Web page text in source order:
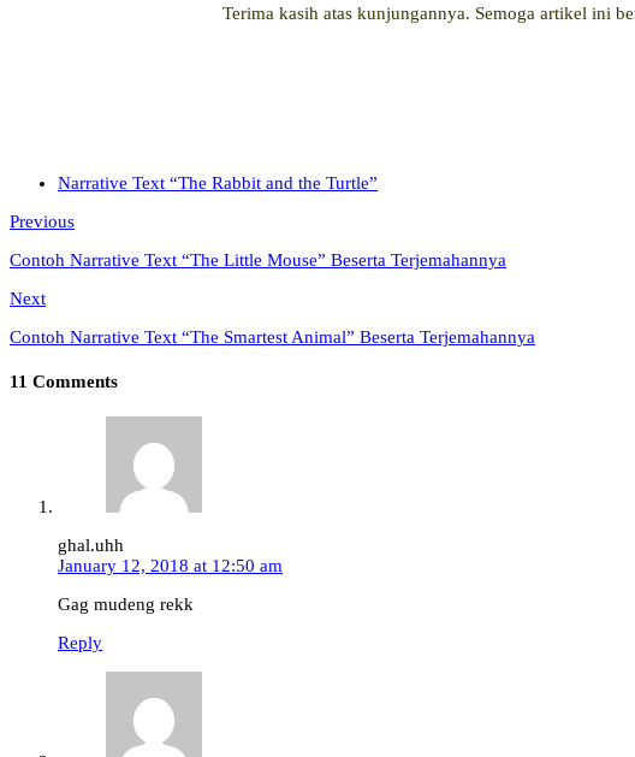
Terima kasih atas kunjungannya. Semoga artikel ini
Narrative Text “The Rabbit and the Turtle”
Previous
Contoh Narrative Text “The Little Mouse” Beserta Terjemahannya
Next
Contoh Narrative Text “The Smartest Animal” Beserta Terjemahannya
11 Comments
ghal.uhh
January 12, 2018 at 12:50 am
Gag mudeng rekk
Reply